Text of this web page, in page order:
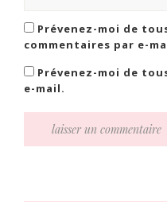
Prévenez-moi de
commentaires par e-
Prévenez-moi de
e-mail.